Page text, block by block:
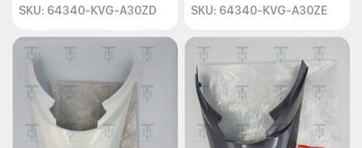
SKU: 64340-KVG-A30ZD
SKU: 64340-KVG-A30ZE